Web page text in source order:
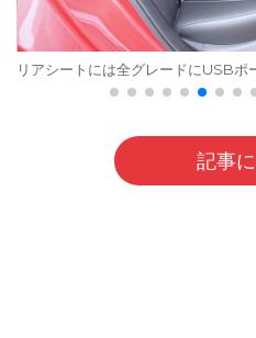
リアシートには全グレードにUSBポ
記事